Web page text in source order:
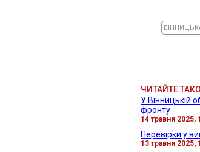
ЧИТАЙТЕ
У Вінницькій
фронту
14 травня 2025,
Перевірки у
13 травня 2025,